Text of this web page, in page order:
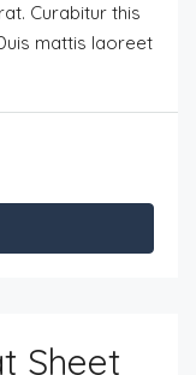
Curabitur this
mattis laoreet
Sheet